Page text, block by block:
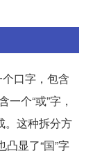
口字，包含
一个“或”字，
。这种拆分方
显了“国”字